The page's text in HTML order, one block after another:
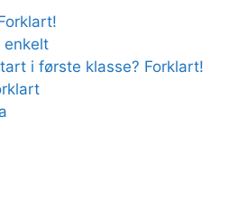
enkelt
i første klasse? Forklart!